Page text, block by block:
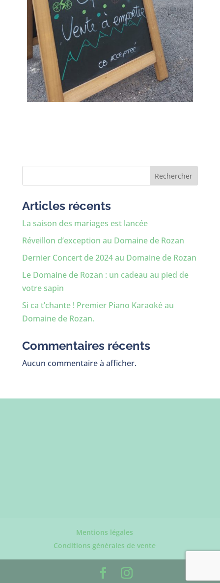
Rechercher
Articles récents
La saison des mariages est lancée
Réveillon d’exception au Domaine de Rozan
Dernier Concert de 2024 au Domaine de Rozan
Le Domaine de Rozan : un cadeau au pied de
votre sapin
Si ca t’chante ! Premier Piano Karaoké au
Domaine de Rozan.
Commentaires récents
Aucun commentaire à afficher.
Mentions légales
Conditions générales de vente